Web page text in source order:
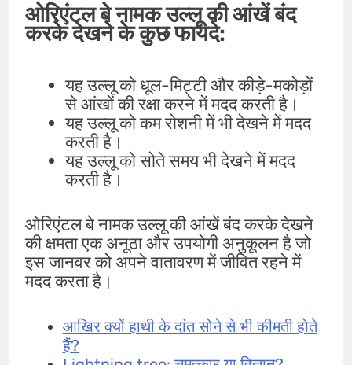
ओरिएंटल बे नामक उल्लू की आंखें बंद
करके देखने के कुछ फायदे:
यह उल्लू को धूल-मिट्टी और कीड़े-मकोड़ों
से आंखों की रक्षा करने में मदद करती है।
यह उल्लू को कम रोशनी में भी देखने में मदद
करती है।
यह उल्लू को सोते समय भी देखने में मदद
करती है।
ओरिएंटल बे नामक उल्लू की आंखें बंद करके देखने
की क्षमता एक अनूठा और उपयोगी अनुकूलन है जो
इस जानवर को अपने वातावरण में जीवित रहने में
मदद करता है।
आखिर क्यों हाथी के दांत सोने से भी कीमती होते
हैं?